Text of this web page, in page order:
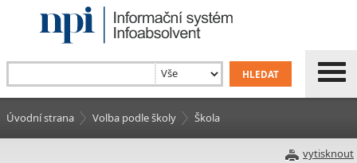
Úvodní strana Volba podle školy Škola
vytisknout